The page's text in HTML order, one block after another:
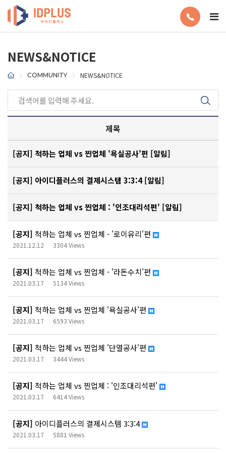
NEWS&NOTICE
COMMUNITY NEWS&NOTICE
제목
[공지] 척하는 업체 vs 찐업체 '욕실공사'편 [알림]
[공지] 아이디플러스의 결제시스템 3:3:4 [알림]
[공지] 척하는 업체 vs 찐업체 : '인조대리석편' [알림]
[공지] 척하는 업체 vs 찐업체 - '로이유리'편
2021.12.12 3304 Views
[공지] 척하는 업체 vs 찐업체 - '라돈수치'편
2021.03.17 5134 Views
[공지] 척하는 업체 vs 찐업체 '욕실공사'편
2021.03.17 6593 Views
[공지] 척하는 업체 vs 찐업체 '단열공사'편
2021.03.17 3444 Views
[공지] 척하는 업체 vs 찐업체 : '인조대리석편'
2021.03.17 6414 Views
[공지] 아이디플러스의 결제시스템 3:3:4
2021.03.17 5881 Views